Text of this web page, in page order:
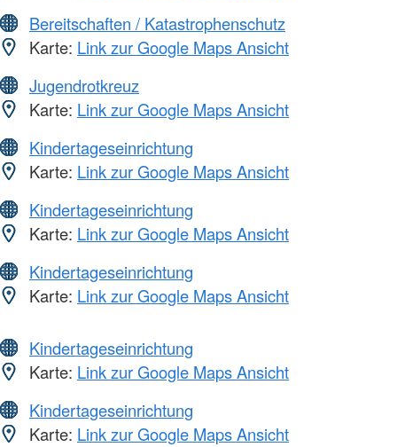
Bereitschaften / Katastrophenschutz
Karte: Link zur Google Maps Ansicht
Jugendrotkreuz
Karte: Link zur Google Maps Ansicht
Kindertageseinrichtung
Karte: Link zur Google Maps Ansicht
Kindertageseinrichtung
Karte: Link zur Google Maps Ansicht
Kindertageseinrichtung
Karte: Link zur Google Maps Ansicht
Kindertageseinrichtung
Karte: Link zur Google Maps Ansicht
Kindertageseinrichtung
Karte: Link zur Google Maps Ansicht